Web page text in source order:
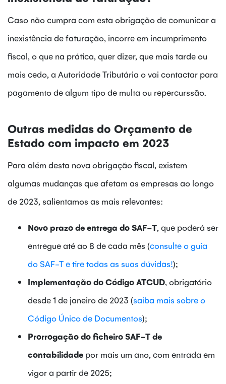
Caso não cumpra com esta obrigação de comunicar a
inexistência de faturação, incorre em incumprimento
fiscal, o que na prática, quer dizer, que mais tarde ou
mais cedo, a Autoridade Tributária o vai contactar para
pagamento de algum tipo de multa ou repercurssão.
Outras medidas do Orçamento de
Estado com impacto em 2023
Para além desta nova obrigação fiscal, existem
algumas mudanças que afetam as empresas ao longo
de 2023, salientamos as mais relevantes:
Novo prazo de entrega do SAF-T, que poderá ser
entregue até ao 8 de cada mês (consulte o guia
do SAF-T e tire todas as suas dúvidas!);
Implementação do Código ATCUD, obrigatório
desde 1 de janeiro de 2023 (saiba mais sobre o
Código Único de Documentos);
Prorrogação do ficheiro SAF-T de
contabilidade por mais um ano, com entrada em
vigor a partir de 2025;